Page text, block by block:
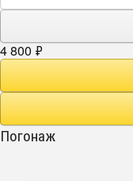
4 800 ₽
Погонаж